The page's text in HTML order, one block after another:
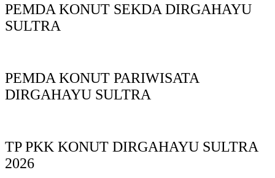
PEMDA KONUT SEKDA DIRGAHAYU
SULTRA
PEMDA KONUT PARIWISATA
DIRGAHAYU SULTRA
TP PKK KONUT DIRGAHAYU SULTRA
2026